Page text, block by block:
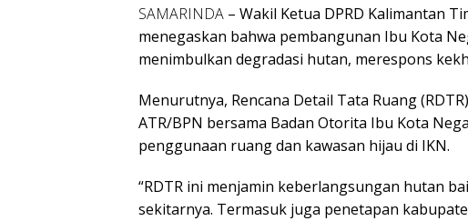
SAMARINDA – Wakil Ketua DPRD Kalimantan
menegaskan bahwa pembangunan Ibu Kota
menimbulkan degradasi hutan, merespons
Menurutnya, Rencana Detail Tata Ruang
ATR/BPN bersama Badan Otorita Ibu Kota
penggunaan ruang dan kawasan hijau di IKN.
“RDTR ini menjamin keberlangsungan hutan
sekitarnya. Termasuk juga penetapan